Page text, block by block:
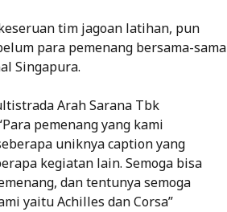
tim jagoan latihan, pun
para pemenang bersama-sama
Singapura.
Arah Sarana Tbk
pemenang yang kami
uniknya caption yang
kegiatan lain. Semoga bisa
dan tentunya semoga
yaitu Achilles dan Corsa”